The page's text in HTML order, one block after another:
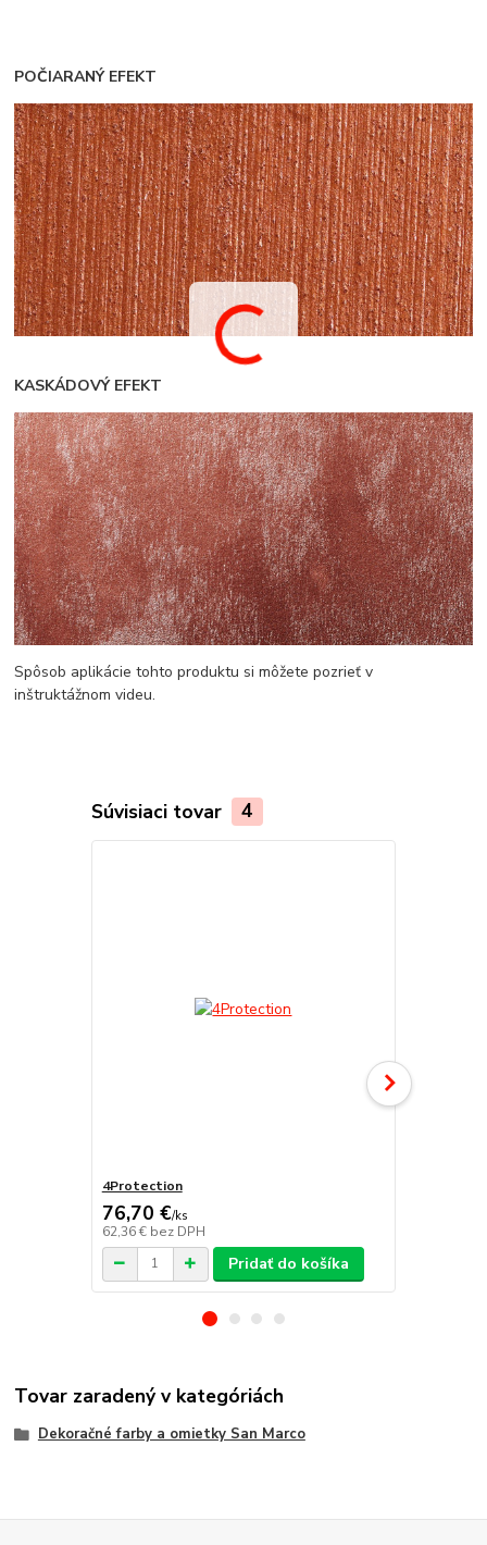
POČIARANÝ EFEKT
KASKÁDOVÝ EFEKT
Spôsob aplikácie tohto produktu si môžete pozrieť v
inštruktážnom videu.
Súvisiaci tovar 4
4Protection
76,70 €/ks
62,36 € bez DPH
Pridať do košíka
Tovar zaradený v kategóriách
Dekoračné farby a omietky San Marco